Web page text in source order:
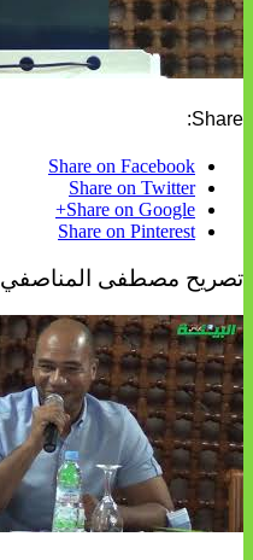
Share:
Share on Facebook
Share on Twitter
Share on Google+
Share on Pinterest
تصريح مصطفى المناصفي